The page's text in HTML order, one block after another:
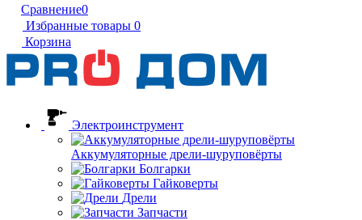
Сравнение0
Избранные товары 0
Корзина
Электроинструмент
Аккумуляторные дрели-шуруповёрты
Болгарки
Гайковерты
Дрели
Запчасти